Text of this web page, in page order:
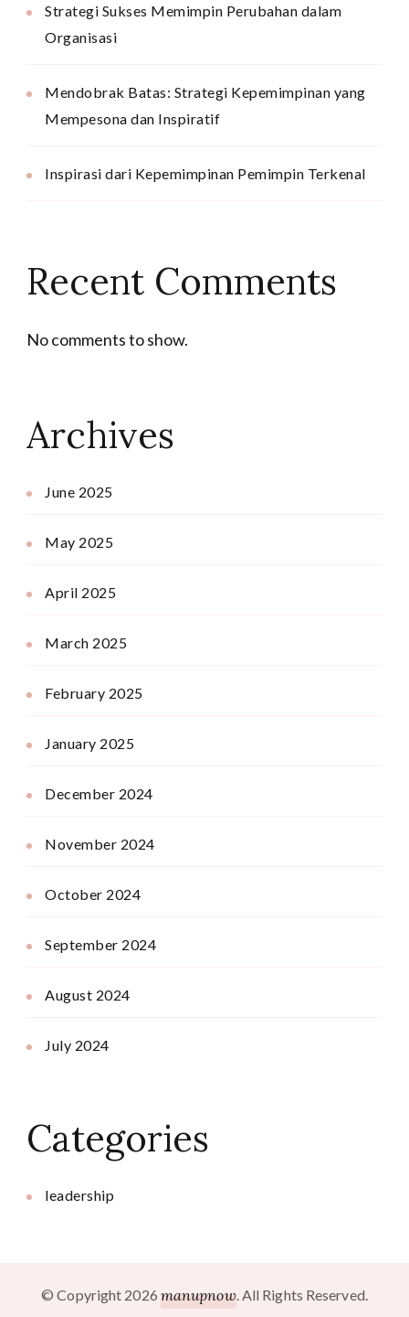
Strategi Sukses Memimpin Perubahan dalam
Organisasi
Mendobrak Batas: Strategi Kepemimpinan yang
Mempesona dan Inspiratif
Inspirasi dari Kepemimpinan Pemimpin Terkenal
Recent Comments
No comments to show.
Archives
June 2025
May 2025
April 2025
March 2025
February 2025
January 2025
December 2024
November 2024
October 2024
September 2024
August 2024
July 2024
Categories
leadership
© Copyright 2026 manupnow. All Rights Reserved.